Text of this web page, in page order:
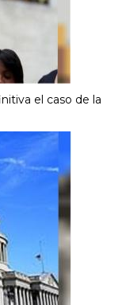
el caso de la